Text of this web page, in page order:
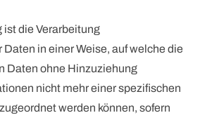
die Verarbeitung
in einer Weise, auf welche die
Daten ohne Hinzuziehung
nicht mehr einer spezifischen
werden können, sofern